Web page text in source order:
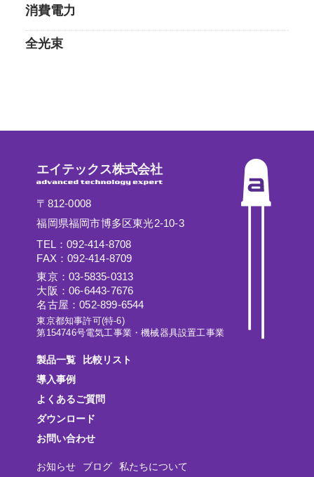
消費電力
全光束
エイテックス株式会社
〒812-0008
福岡県福岡市博多区東光2-10-3
TEL：092-414-8708
FAX：092-414-8709
東京：03-5835-0313
大阪：06-6443-7676
名古屋：052-899-6544
東京都知事許可(特-6)
第154746号電気工事業・機械器具設置工事業
製品一覧
比較リスト
導入事例
よくあるご質問
ダウンロード
お問い合わせ
お知らせ ブログ 私たちについて